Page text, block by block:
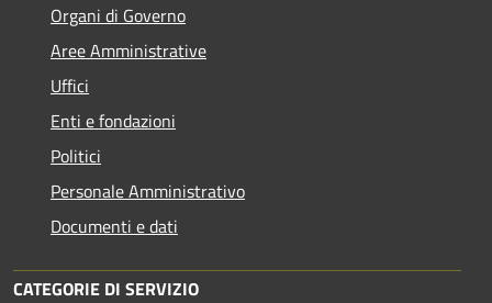
Organi di Governo
Aree Amministrative
Uffici
Enti e fondazioni
Politici
Personale Amministrativo
Documenti e dati
CATEGORIE DI SERVIZIO